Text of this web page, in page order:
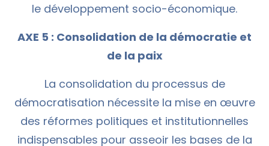
le développement socio-économique.
AXE 5 : Consolidation de la démocratie et
de la paix
La consolidation du processus de
démocratisation nécessite la mise en œuvre
des réformes politiques et institutionnelles
indispensables pour asseoir les bases de la